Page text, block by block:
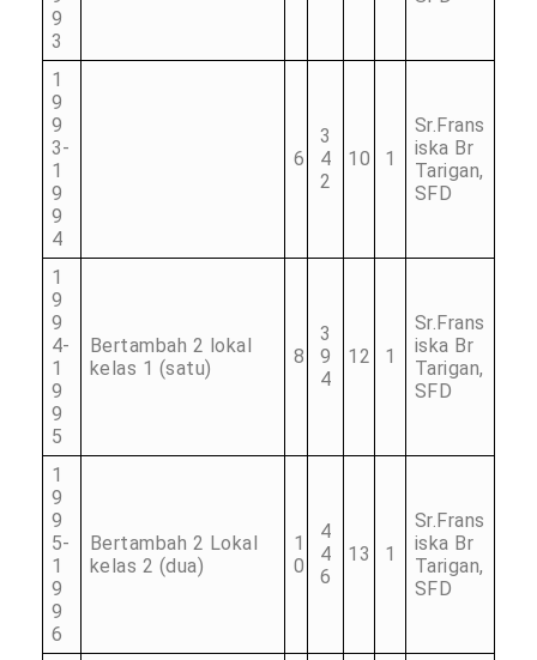
9
3
1
9
9
3-
1
9
9
4
6
3
4
2
10 1
Sr.Frans
iska Br
Tarigan,
SFD
1
9
9
4-
1
9
9
5
Bertambah 2 lokal
kelas 1 (satu)
8
3
9
4
12 1
Sr.Frans
iska Br
Tarigan,
SFD
1
9
9
5-
1
9
9
6
Bertambah 2 Lokal
kelas 2 (dua)
1
0
4
4
6
13 1
Sr.Frans
iska Br
Tarigan,
SFD